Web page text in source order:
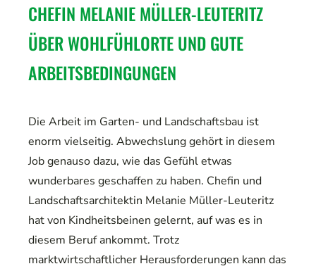
CHEFIN MELANIE MÜLLER-LEUTERITZ
ÜBER WOHLFÜHLORTE UND GUTE
ARBEITSBEDINGUNGEN
Die Arbeit im Garten- und Landschaftsbau ist
enorm vielseitig. Abwechslung gehört in diesem
Job genauso dazu, wie das Gefühl etwas
wunderbares geschaffen zu haben. Chefin und
Landschaftsarchitektin Melanie Müller-Leuteritz
hat von Kindheitsbeinen gelernt, auf was es in
diesem Beruf ankommt. Trotz
marktwirtschaftlicher Herausforderungen kann das